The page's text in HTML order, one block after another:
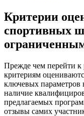
Критерии
спортивных
Прежде чем перейти к
критериям
ключевых параметров
наличие
предлагаемых
отзывы самих